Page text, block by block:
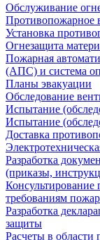
Обслуживание
Противопожарное
Установка
Огнезащита
Пожарная
(АПС) и система
Планы эвакуации
Обследование
Испытание
Испытание
Доставка
Разработка
(приказы,
Консультирование
требованиям
Разработка
защиты
Расчеты в области